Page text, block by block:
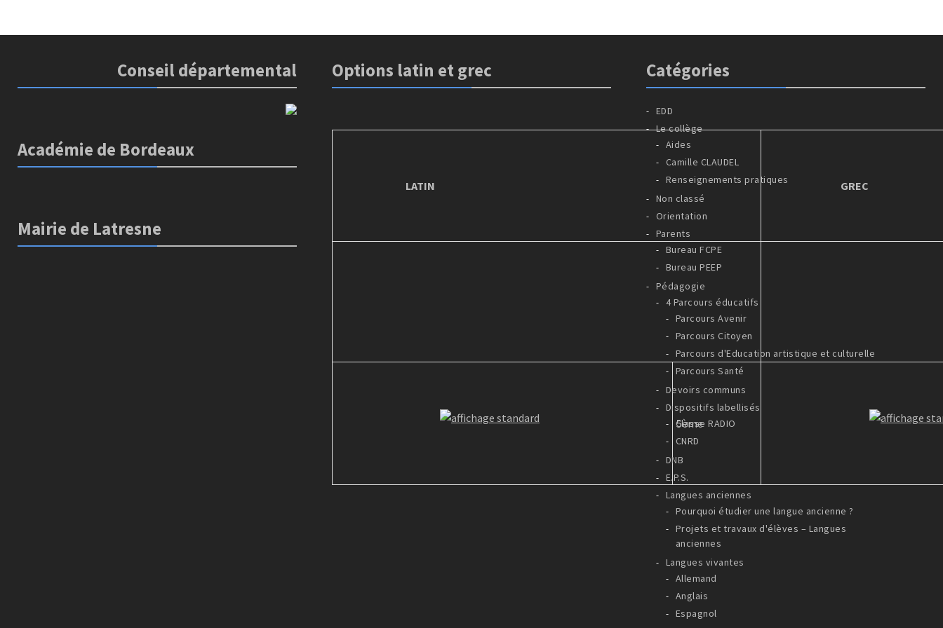
Conseil départemental
Académie de Bordeaux
Mairie de Latresne
Options latin et grec
LATIN GREC
5ème
Catégories
EDD
Le collège
Aides
Camille CLAUDEL
Renseignements pratiques
Non classé
Orientation
Parents
Bureau FCPE
Bureau PEEP
Pédagogie
4 Parcours éducatifs
Parcours Avenir
Parcours Citoyen
Parcours d'Education artistique et culturelle
Parcours Santé
Devoirs communs
Dispositifs labellisés
Classe RADIO
CNRD
DNB
E.P.S.
Langues anciennes
Pourquoi étudier une langue ancienne ?
Projets et travaux d'élèves – Langues
anciennes
Langues vivantes
Allemand
Anglais
Espagnol